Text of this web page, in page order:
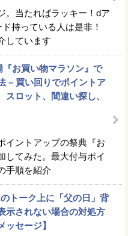
。当たればラッキー！dア
持っている人は是非！
しています
『お買い物マラソン』で
– 買い回りでポイントア
スロット、間違い探し、
イントアップの祭典『お
してみた。最大付与ポイ
手順を紹介
トーク上に「父の日」背
示されない場合の対処方
セージ】